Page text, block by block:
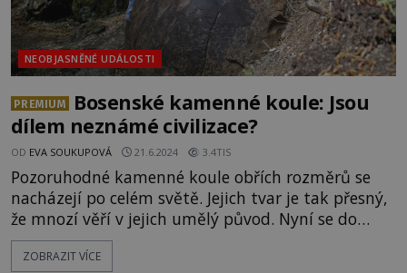
NEOBJASNĚNÉ UDÁLOSTI
PREMIUM
Bosenské kamenné koule: Jsou
dílem neznámé civilizace?
OD EVA SOUKUPOVÁ 21.6.2024 3.4TIS
Pozoruhodné kamenné koule obřích rozměrů se
nacházejí po celém světě. Jejich tvar je tak přesný,
že mnozí věří v jejich umělý původ. Nyní se do
popředí dostávají kamenné koule z Bosny. Jejich
nálezce věří, že je vytvořila dosud neznámá
ZOBRAZIT VÍCE